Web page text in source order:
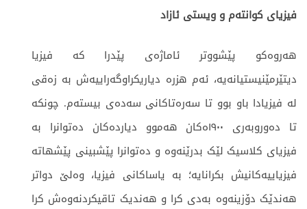
فیزیای کوانتەم و ویستی ئازاد
هەروەکو پێشووتر ئاماژەی پێدرا کە فیزیا
دیتێرمێنیستیانەیە، ئەم هزرە دیاریکراوگەراییەش بە زەقی
لە فیزیادا باو بوو تا سەرەتاکانی سەدەی بیستەم. چونکە
تا دەوروبەری ١٩٠٠ەکان هەموو دیاردەکان دەتوانرا بە
فیزیای کلاسیک لێک بدرێنەوە و دەتوانرا پێشبینی پێشهاتە
فیزیاییەکانیش بکرانایە؛ بە یاساکانی فیزیا، وەلێ دواتر
هەندێک دۆزینەوە بەدی کرا و هەندیک تاقیکردنەوەش کرا